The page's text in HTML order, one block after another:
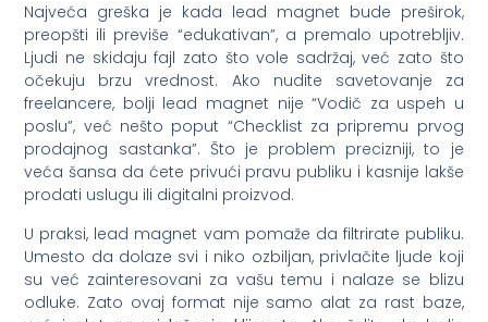
Najveća greška je kada lead magnet bude preširok,
preopšti ili previše “edukativan”, a premalo upotrebljiv.
Ljudi ne skidaju fajl zato što vole sadržaj, već zato što
očekuju brzu vrednost. Ako nudite savetovanje za
freelancere, bolji lead magnet nije “Vodič za uspeh u
poslu”, već nešto poput “Checklist za pripremu prvog
prodajnog sastanka”. Što je problem precizniji, to je
veća šansa da ćete privući pravu publiku i kasnije lakše
prodati uslugu ili digitalni proizvod.
U praksi, lead magnet vam pomaže da filtrirate publiku.
Umesto da dolaze svi i niko ozbiljan, privlačite ljude koji
su već zainteresovani za vašu temu i nalaze se blizu
odluke. Zato ovaj format nije samo alat za rast baze,